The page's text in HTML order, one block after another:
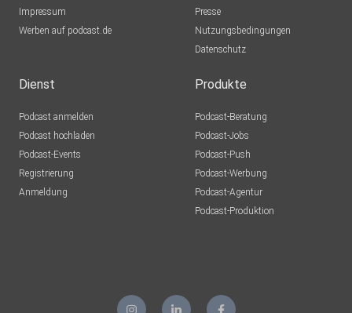
Impressum
Werben auf podcast.de
Presse
Nutzungsbedingungen
Datenschutz
Dienst
Podcast anmelden
Podcast hochladen
Podcast-Events
Registrierung
Anmeldung
Produkte
Podcast-Beratung
Podcast-Jobs
Podcast-Push
Podcast-Werbung
Podcast-Agentur
Podcast-Produktion